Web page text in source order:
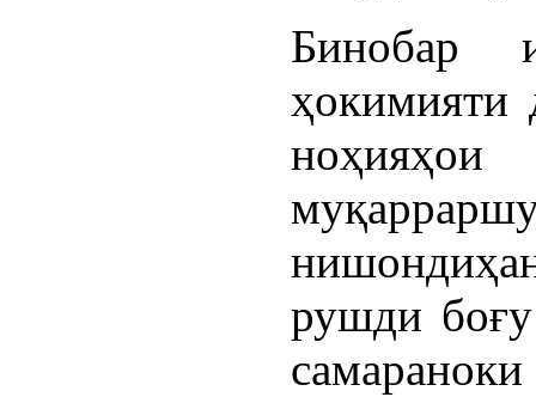
Бинобар
ҳокимияти
рушди